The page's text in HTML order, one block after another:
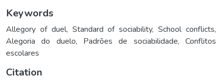
Keywords
Allegory of duel, Standard of sociability,School conflicts,
Alegoria do duelo, Padrões de sociabilidade,Conflitos
escolares
Citation